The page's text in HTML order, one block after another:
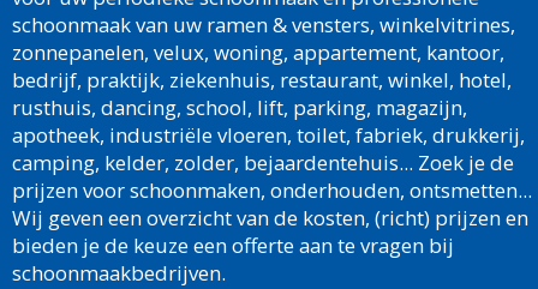
schoonmaak van uw ramen & vensters, winkelvitrines,
zonnepanelen, velux, woning, appartement, kantoor,
bedrijf, praktijk, ziekenhuis, restaurant, winkel, hotel,
rusthuis, dancing, school, lift, parking, magazijn,
apotheek, industriële vloeren, toilet, fabriek, drukkerij,
camping, kelder, zolder, bejaardentehuis... Zoek je de
prijzen voor schoonmaken, onderhouden, ontsmetten...
Wij geven een overzicht van de kosten, (richt) prijzen en
bieden je de keuze een offerte aan te vragen bij
schoonmaakbedrijven.